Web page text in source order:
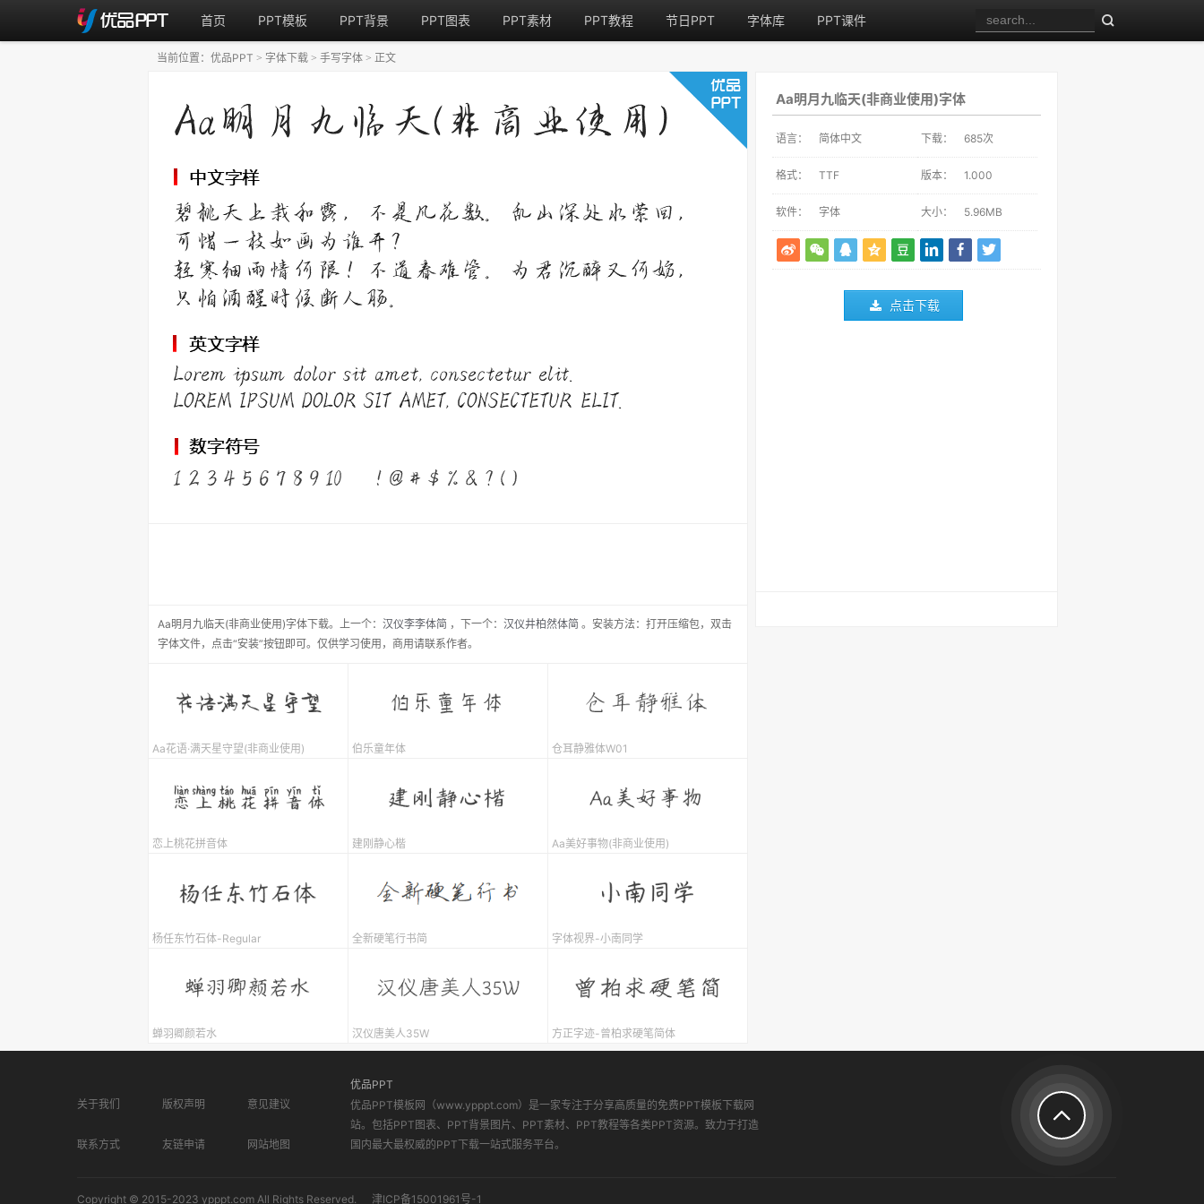
首页 PPT模板 PPT背景 PPT图表 PPT素材 PPT教程 节日PPT 字体库 PPT课件
Aa明月九临天(非商业使用)字体
语言： 简体中文 下载： 685次
格式： TTF 版本： 1.000
软件： 字体 大小： 5.96MB
点击下载
Aa明月九临天(非商业使用)字体下载。 上一个： 汉仪李李体简 ， 下一个： 汉仪井柏然体简 。安装方法：打开压缩包，双击
字体文件，点击“安装”按钮即可。仅供学习使用，商用请联系作者。
当前位置： 优品PPT > 字体下载 > 手写字体 > 正文
Aa花语·满天星守望(非商业使用) 伯乐童年体 仓耳静雅体W01
恋上桃花拼音体 建刚静心楷 Aa美好事物(非商业使用)
杨任东竹石体-Regular 全新硬笔行书简 字体视界-小南同学
蝉羽卿颜若水 汉仪唐美人35W 方正字迹-曾柏求硬笔简体
关于我们 版权声明 意见建议
联系方式 友链申请 网站地图
优品PPT
优品PPT模板网（www.ypppt.com）是一家专注于分享高质量的免费PPT模板下载网
站。包括PPT图表、PPT背景图片、PPT素材、PPT教程等各类PPT资源。致力于打造
国内最大最权威的PPT下载一站式服务平台。
Copyright © 2015-2023 ypppt.com All Rights Reserved. 津ICP备15001961号-1